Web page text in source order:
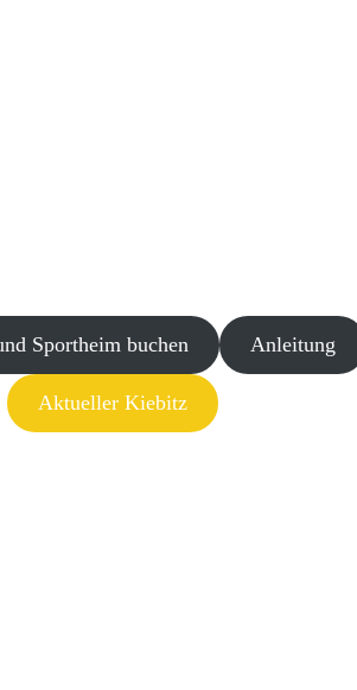
Sportheim buchen Anleitung
Aktueller Kiebitz